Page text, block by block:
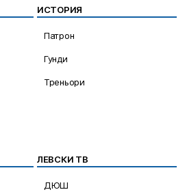
ИСТОРИЯ
Патрон
Гунди
Треньори
ЛЕВСКИ ТВ
ДЮШ